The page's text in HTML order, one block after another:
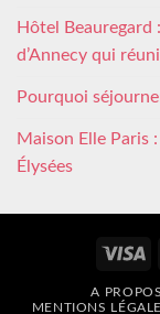
Hôtel
d’Annecy qui
Pourquoi
Maison Elle Paris
Élysées
A PROPOS
MENTIONS